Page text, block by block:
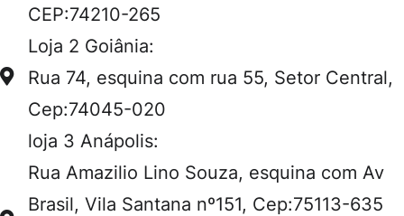
CEP:74210-265
Loja 2 Goiânia:
Rua 74, esquina com rua 55, Setor Central,
Cep:74045-020
loja 3 Anápolis:
Rua Amazilio Lino Souza, esquina com Av
Brasil, Vila Santana nº151, Cep:75113-635